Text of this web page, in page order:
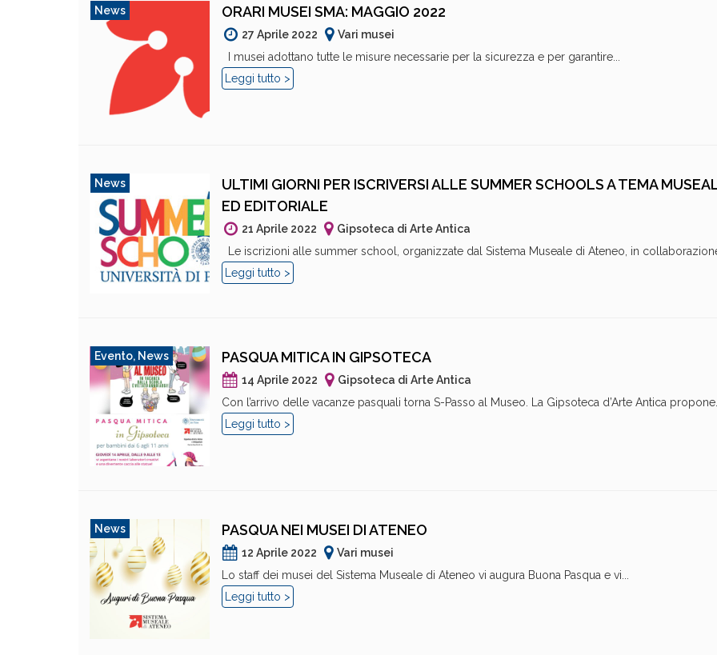
News ORARI MUSEI SMA: MAGGIO 2022
27 Aprile 2022
Vari musei
I musei adottano tutte le misure necessarie per la sicurezza e per garantire...
Leggi tutto >
News
ULTIMI GIORNI PER ISCRIVERSI ALLE SUMMER SCHOOLS A TEMA
ED EDITORIALE
21 Aprile 2022
Gipsoteca di Arte Antica
Le iscrizioni alle summer school, organizzate dal Sistema Museale di Ateneo, in
Leggi tutto >
Evento, News PASQUA MITICA IN GIPSOTECA
14 Aprile 2022
Gipsoteca di Arte Antica
Con l’arrivo delle vacanze pasquali torna S-Passo al Museo. La Gipsoteca d’Arte Antica
Leggi tutto >
News PASQUA NEI MUSEI DI ATENEO
12 Aprile 2022
Vari musei
Lo staff dei musei del Sistema Museale di Ateneo vi augura Buona Pasqua e vi...
Leggi tutto >